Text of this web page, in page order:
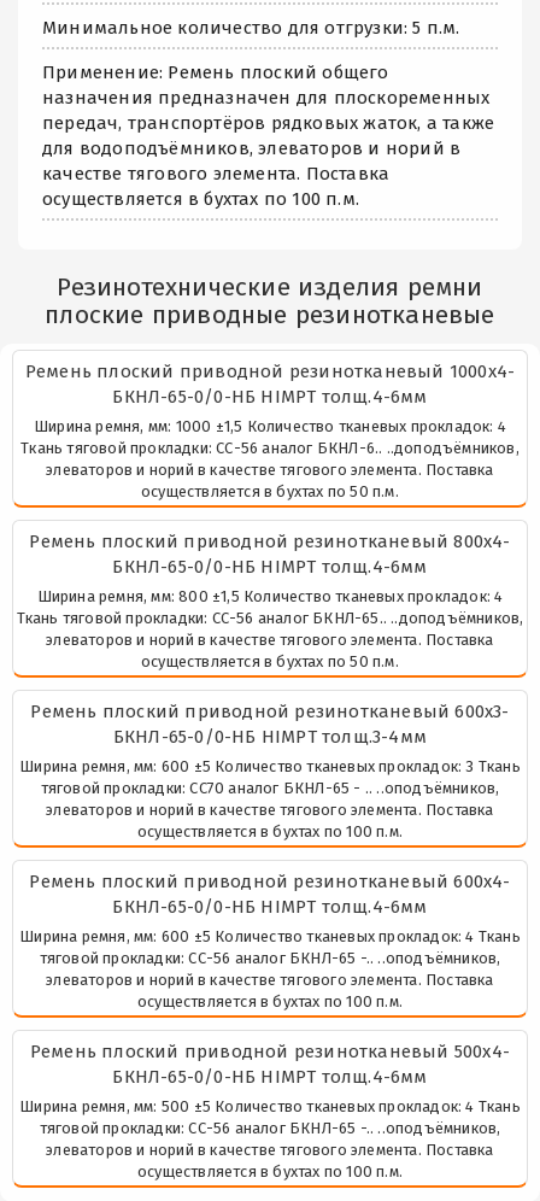
Минимальное количество для отгрузки: 5 п.м.
Применение: Ремень плоский общего
назначения предназначен для плоскоременных
передач, транспортёров рядковых жаток, а также
для водоподъёмников, элеваторов и норий в
качестве тягового элемента. Поставка
осуществляется в бухтах по 100 п.м.
Резинотехнические изделия ремни
плоские приводные резинотканевые
Ремень плоский приводной резинотканевый 1000х4-
БКНЛ-65-0/0-НБ HIMPT толщ.4-6мм
Ширина ремня, мм: 1000 ±1,5 Количество тканевых прокладок: 4
Ткань тяговой прокладки: СС-56 аналог БКНЛ-6.. ..доподъёмников,
элеваторов и норий в качестве тягового элемента. Поставка
осуществляется в бухтах по 50 п.м.
Ремень плоский приводной резинотканевый 800х4-
БКНЛ-65-0/0-НБ HIMPT толщ.4-6мм
Ширина ремня, мм: 800 ±1,5 Количество тканевых прокладок: 4
Ткань тяговой прокладки: СС-56 аналог БКНЛ-65.. ..доподъёмников,
элеваторов и норий в качестве тягового элемента. Поставка
осуществляется в бухтах по 50 п.м.
Ремень плоский приводной резинотканевый 600х3-
БКНЛ-65-0/0-НБ HIMPT толщ.3-4мм
Ширина ремня, мм: 600 ±5 Количество тканевых прокладок: 3 Ткань
тяговой прокладки: СС70 аналог БКНЛ-65 - .. ..оподъёмников,
элеваторов и норий в качестве тягового элемента. Поставка
осуществляется в бухтах по 100 п.м.
Ремень плоский приводной резинотканевый 600х4-
БКНЛ-65-0/0-НБ HIMPT толщ.4-6мм
Ширина ремня, мм: 600 ±5 Количество тканевых прокладок: 4 Ткань
тяговой прокладки: СС-56 аналог БКНЛ-65 -.. ..оподъёмников,
элеваторов и норий в качестве тягового элемента. Поставка
осуществляется в бухтах по 100 п.м.
Ремень плоский приводной резинотканевый 500х4-
БКНЛ-65-0/0-НБ HIMPT толщ.4-6мм
Ширина ремня, мм: 500 ±5 Количество тканевых прокладок: 4 Ткань
тяговой прокладки: СС-56 аналог БКНЛ-65 -.. ..оподъёмников,
элеваторов и норий в качестве тягового элемента. Поставка
осуществляется в бухтах по 100 п.м.